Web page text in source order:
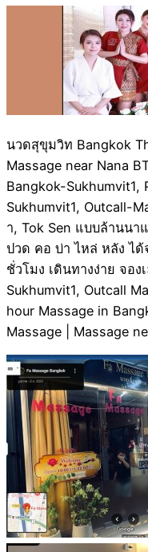
นวดสุขุมวิท Bangkok
Massage near Nana
Bangkok-Sukhumvit1,
Sukhumvit1, Outcall-
า, Tok Sen แบบล้านนา
ปวด คอ บ่า ไหล่ หลัง ไ
ชั่วโมง เดินทางง่าย จอง
Sukhumvit1, Outcall
hour Massage in
Massage | Massage